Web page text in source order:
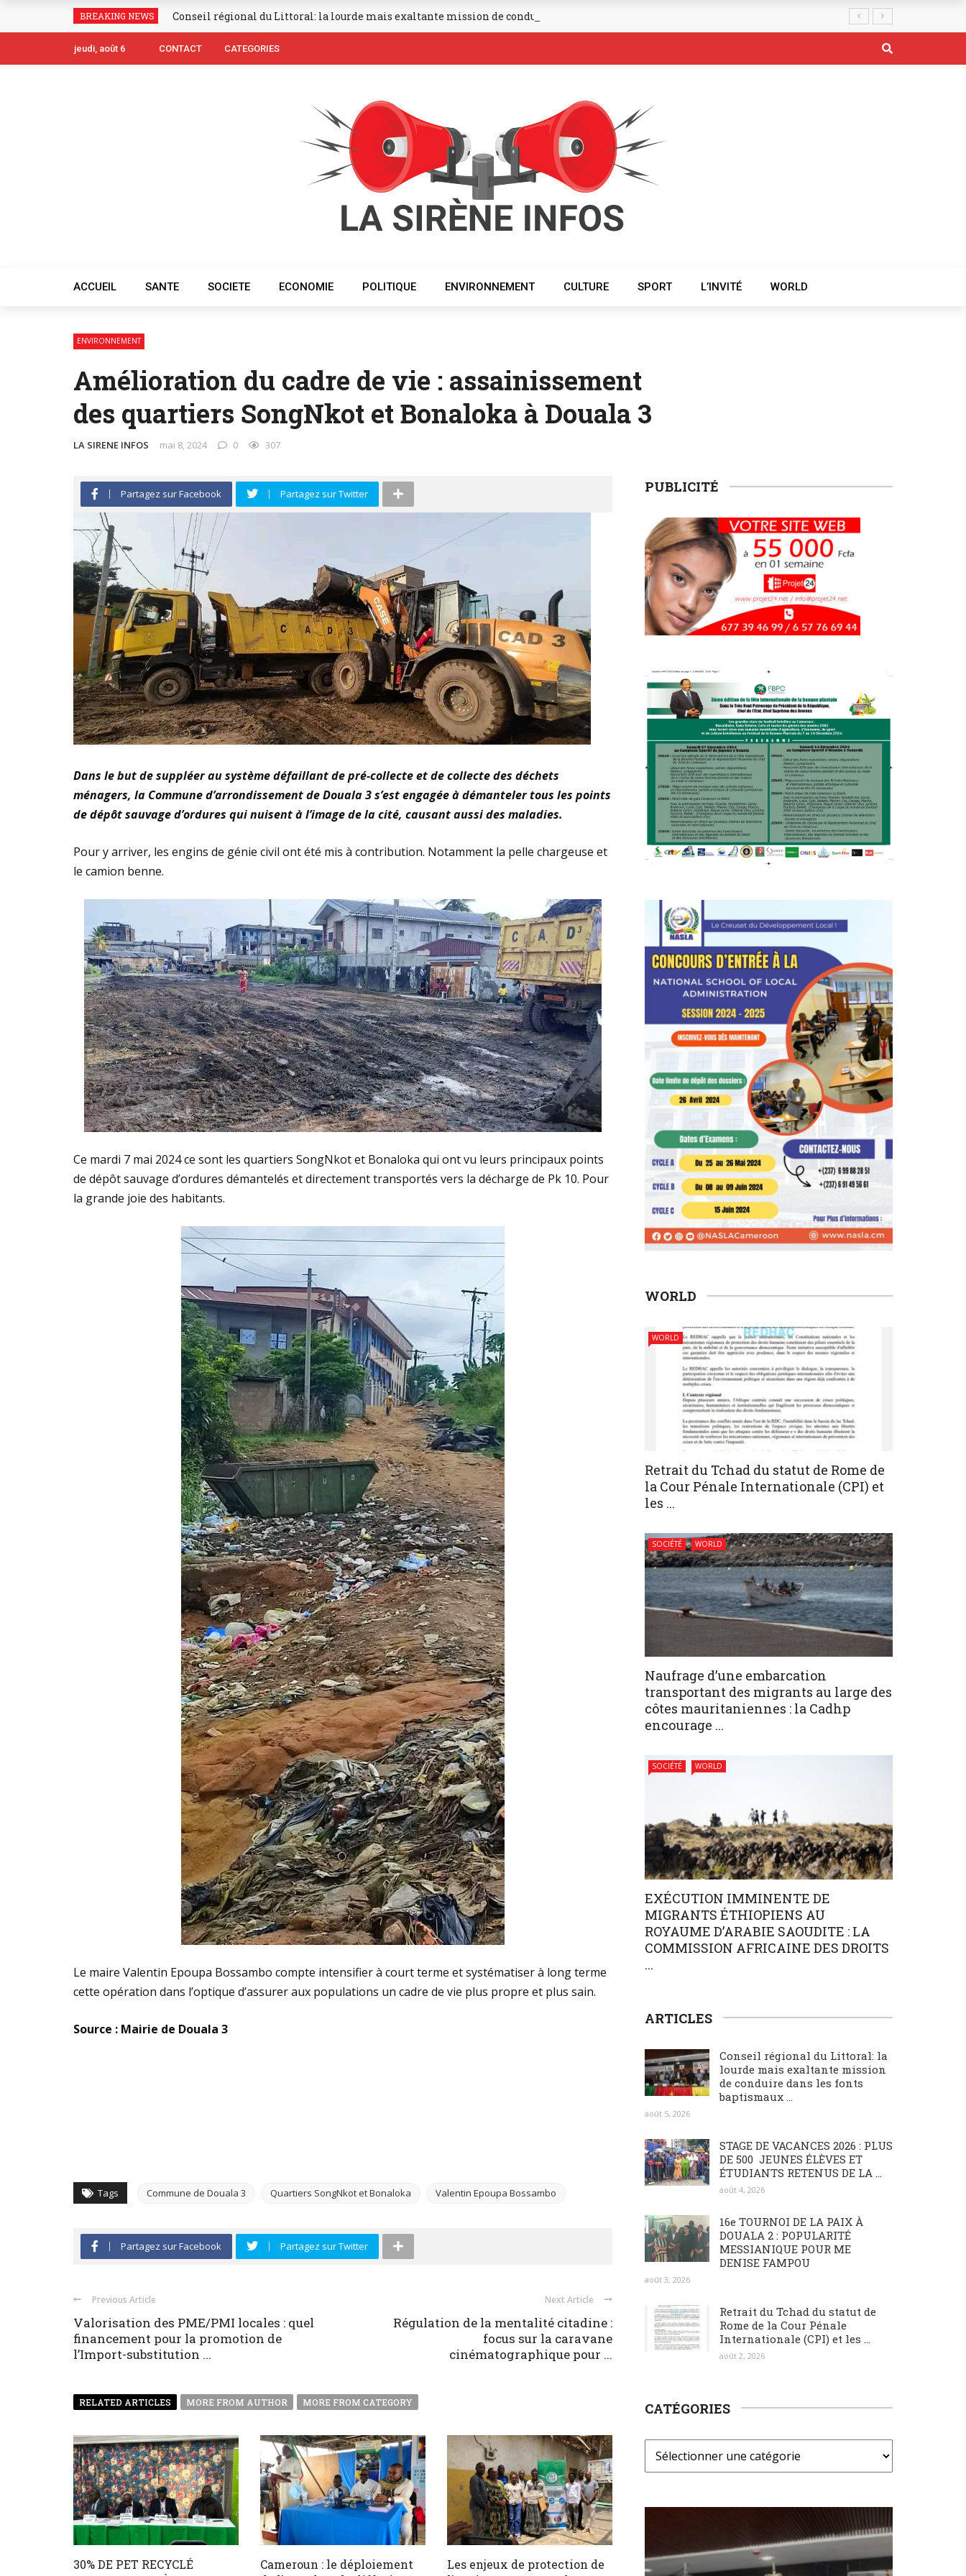
BREAKING NEWS Conseil régional du Littoral: la lourde mais exaltante mission de conduire dans les fonts baptismaux l’administration régionale du Littoral, au niveau des
jeudi, août 6 CONTACT CATEGORIES
ACCUEIL SANTE SOCIETE ECONOMIE POLITIQUE ENVIRONNEMENT CULTURE SPORT L’INVITÉ WORLD
ENVIRONNEMENT
Amélioration du cadre de vie : assainissement
des quartiers SongNkot et Bonaloka à Douala 3
LA SIRENE INFOS mai 8, 2024 0 307
Partagez sur Facebook Partagez sur Twitter
Dans le but de suppléer au système défaillant de pré-collecte et de collecte des déchets
ménagers, la Commune d’arrondissement de Douala 3 s’est engagée à démanteler tous les points
de dépôt sauvage d’ordures qui nuisent à l’image de la cité, causant aussi des maladies.
Pour y arriver, les engins de génie civil ont été mis à contribution. Notamment la pelle chargeuse et
le camion benne.
Ce mardi 7 mai 2024 ce sont les quartiers SongNkot et Bonaloka qui ont vu leurs principaux points
de dépôt sauvage d’ordures démantelés et directement transportés vers la décharge de Pk 10. Pour
la grande joie des habitants.
Le maire Valentin Epoupa Bossambo compte intensifier à court terme et systématiser à long terme
cette opération dans l’optique d’assurer aux populations un cadre de vie plus propre et plus sain.
Source : Mairie de Douala 3
Tags Commune de Douala 3 Quartiers SongNkot et Bonaloka Valentin Epoupa Bossambo
Partagez sur Facebook Partagez sur Twitter
Previous Article
Valorisation des PME/PMI locales : quel
financement pour la promotion de
l’Import-substitution ...
Next Article
Régulation de la mentalité citadine :
focus sur la caravane
cinématographique pour ...
RELATED ARTICLES MORE FROM AUTHOR MORE FROM CATEGORY
30% DE PET RECYCLÉ
Cameroun : le déploiement
Les enjeux de protection de
PUBLICITÉ
WORLD
WORLD
Retrait du Tchad du statut de Rome de
la Cour Pénale Internationale (CPI) et
les ...
SOCIÉTÉ WORLD
Naufrage d’une embarcation
transportant des migrants au large des
côtes mauritaniennes : la Cadhp
encourage ...
SOCIÉTÉ WORLD
EXÉCUTION IMMINENTE DE
MIGRANTS ÉTHIOPIENS AU
ROYAUME D’ARABIE SAOUDITE : LA
COMMISSION AFRICAINE DES DROITS
...
ARTICLES
Conseil régional du Littoral: la
lourde mais exaltante mission
de conduire dans les fonts
baptismaux ...
août 5, 2026
STAGE DE VACANCES 2026 : PLUS
DE 500 JEUNES ÉLÈVES ET
ÉTUDIANTS RETENUS DE LA ...
août 4, 2026
16e TOURNOI DE LA PAIX À
DOUALA 2 : POPULARITÉ
MESSIANIQUE POUR ME
DENISE FAMPOU
août 3, 2026
Retrait du Tchad du statut de
Rome de la Cour Pénale
Internationale (CPI) et les ...
août 2, 2026
CATÉGORIES